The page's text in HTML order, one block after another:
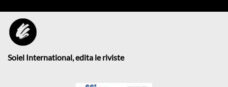
Soiel International, edita le riviste